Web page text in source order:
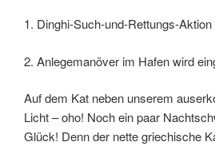
1. Dinghi-Such-und-Rettungs-
2. Anlegemanöver im Hafen wird
Auf dem Kat neben unserem
Licht – oho! Noch ein paar
Glück! Denn der nette griechische